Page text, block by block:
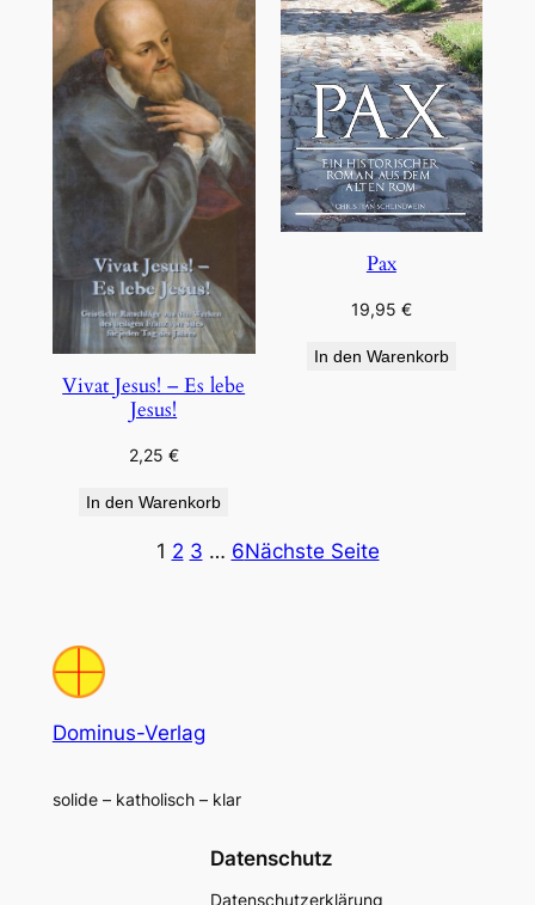
Vivat Jesus! – Es lebe
Jesus!
2,25 €
In den Warenkorb
Pax
19,95 €
In den Warenkorb
1 2 3 … 6Nächste Seite
Dominus-Verlag
solide – katholisch – klar
Datenschutz
Datenschutzerklärung